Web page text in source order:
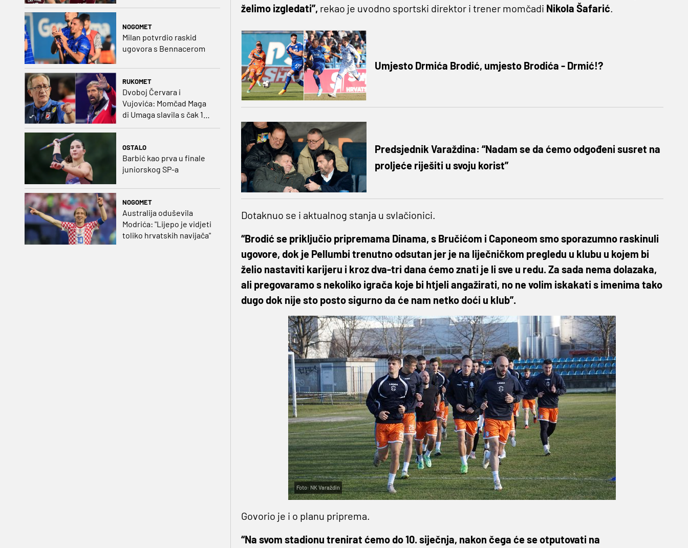
NOGOMET
Milan potvrdio raskid
ugovora s Bennacerom
RUKOMET
Dvoboj Červara i
Vujovića: Momčad Maga
di Umaga slavila s čak 12
golova razlike
OSTALO
Barbić kao prva u finale
juniorskog SP-a
NOGOMET
Australija oduševila
Modrića: "Lijepo je vidjeti
toliko hrvatskih navijača"
želimo izgledati”, rekao je uvodno sportski direktor i trener momčadi Nikola Šafarić.
Umjesto Drmića Brodić, umjesto Brodića - Drmić!?
Predsjednik Varaždina: “Nadam se da ćemo odgođeni susret na
proljeće riješiti u svoju korist”
Dotaknuo se i aktualnog stanja u svlačionici.
“Brodić se priključio pripremama Dinama, s Bručićom i Caponeom smo sporazumno raskinuli
ugovore, dok je Pellumbi trenutno odsutan jer je na liječničkom pregledu u klubu u kojem bi
želio nastaviti karijeru i kroz dva-tri dana ćemo znati je li sve u redu. Za sada nema dolazaka,
ali pregovaramo s nekoliko igrača koje bi htjeli angažirati, no ne volim iskakati s imenima tako
dugo dok nije sto posto sigurno da će nam netko doći u klub”.
Foto: NK Varaždin
Govorio je i o planu priprema.
“Na svom stadionu trenirat ćemo do 10. siječnja, nakon čega će se otputovati na